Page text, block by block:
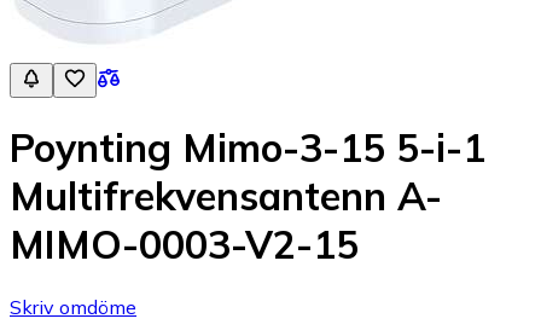
Poynting Mimo-3-15 5-i-1
Multifrekvensantenn A-
MIMO-0003-V2-15
Skriv omdöme